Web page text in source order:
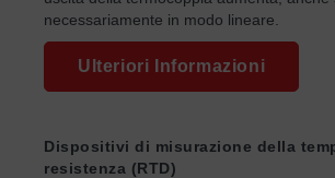
necessariamente in modo lineare.
Ulteriori Informazioni
Dispositivi di misurazione della
resistenza (RTD)